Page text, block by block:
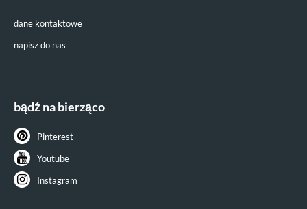
dane kontaktowe
napisz do nas
bądź na bierząco
Pinterest
Youtube
Instagram